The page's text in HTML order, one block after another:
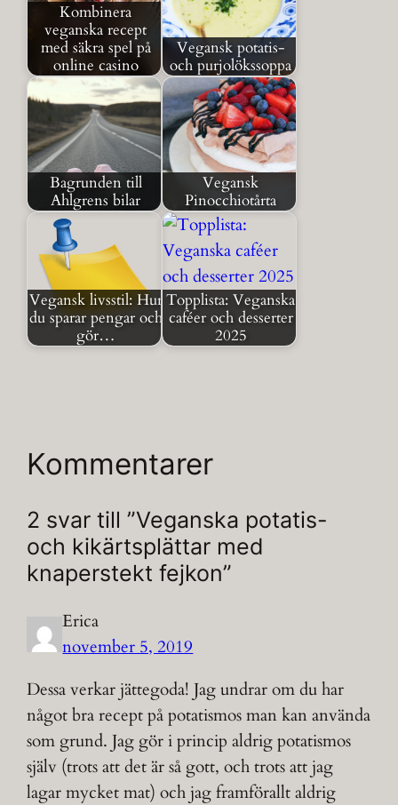
Kombinera
veganska recept
med säkra spel på
online casino
Vegansk potatis-
och purjolökssoppa
Bagrunden till
Ahlgrens bilar
Vegansk
Pinocchiotårta
Vegansk livsstil: Hur
du sparar pengar och
gör…
Topplista: Veganska
caféer och desserter
2025
Kommentarer
2 svar till ”Veganska potatis-
och kikärtsplättar med
knaperstekt fejkon”
Erica
november 5, 2019
Dessa verkar jättegoda! Jag undrar om du har
något bra recept på potatismos man kan använda
som grund. Jag gör i princip aldrig potatismos
själv (trots att det är så gott, och trots att jag
lagar mycket mat) och jag framförallt aldrig